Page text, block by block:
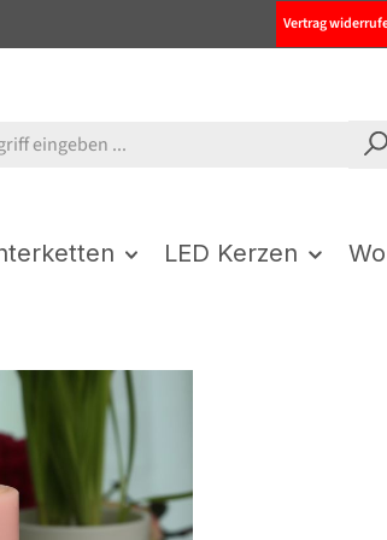
Vertrag
LED Kerzen